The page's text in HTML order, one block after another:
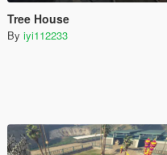
Tree House
By iyi112233